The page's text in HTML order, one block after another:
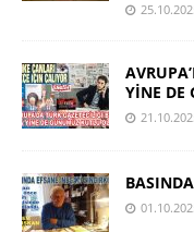
YİNE DE